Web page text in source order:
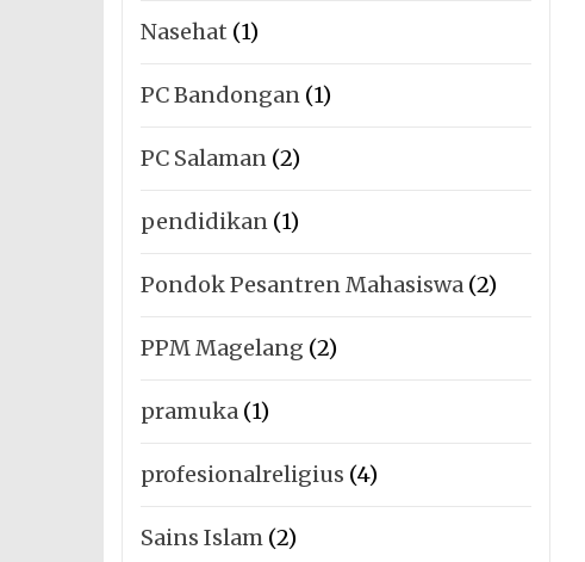
Nasehat (1)
PC Bandongan (1)
PC Salaman (2)
pendidikan (1)
Pondok Pesantren Mahasiswa (2)
PPM Magelang (2)
pramuka (1)
profesionalreligius (4)
Sains Islam (2)